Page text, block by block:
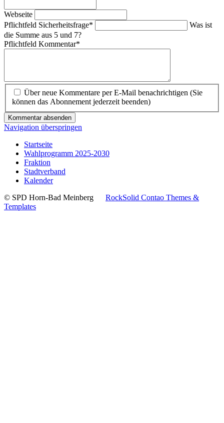
Webseite
Pflichtfeld Sicherheitsfrage*
Was ist
die Summe aus 5 und 7?
Pflichtfeld Kommentar*
Über neue Kommentare per E-Mail benachrichtigen (Sie
können das Abonnement jederzeit beenden)
Kommentar absenden
Navigation überspringen
Startseite
Wahlprogramm 2025-2030
Fraktion
Stadtverband
Kalender
© SPD Horn-Bad Meinberg RockSolid Contao Themes &
Templates